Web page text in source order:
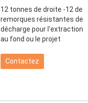
12 tonnes de droite -12 de
remorques résistantes de
décharge pour l'extraction
au fond ou le projet
Contactez